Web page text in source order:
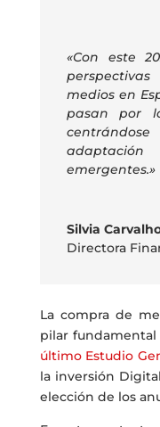
«Con este
medios en
pasan por
emergentes.»
Silvia
Directora
La compra de
pilar fundamental
último Estudio
la inversión
elección de los